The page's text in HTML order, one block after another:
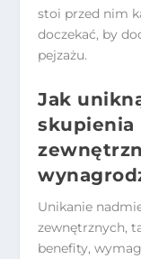
stoi przed nim
doczekać, by
pejzażu.
Jak
skupienia
Unikanie
zewnętrznych,
benefity,